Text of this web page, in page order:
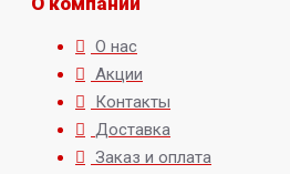
О нас
Акции
Контакты
Доставка
Заказ и оплата